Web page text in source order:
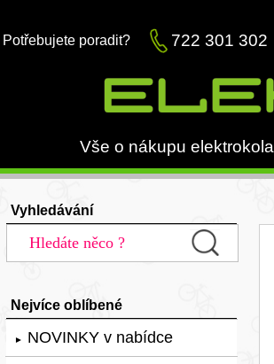
Potřebujete poradit? 722 301 302
Vše o nákupu elektrokola
Vyhledávání
Nejvíce oblíbené
► NOVINKY v nabídce